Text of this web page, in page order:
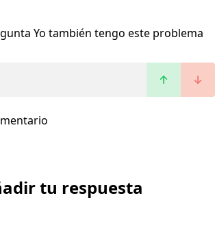
Yo también tengo este problema
tu respuesta